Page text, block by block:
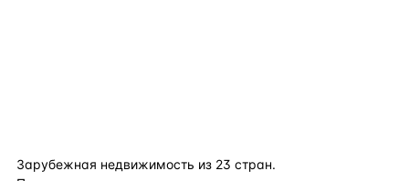
Зарубежная недвижимость из 23 стран.